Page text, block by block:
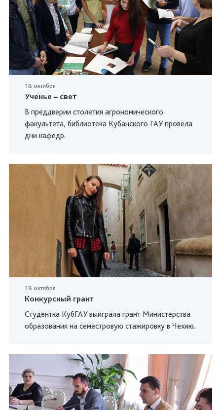
18 октября
Ученье – свет
В преддверии столетия агрономического
факультета, библиотека Кубанского ГАУ провела
дни кафедр.
18 октября
Конкурсный грант
Студентка КубГАУ выиграла грант Министерства
образования на семестровую стажировку в Чехию.